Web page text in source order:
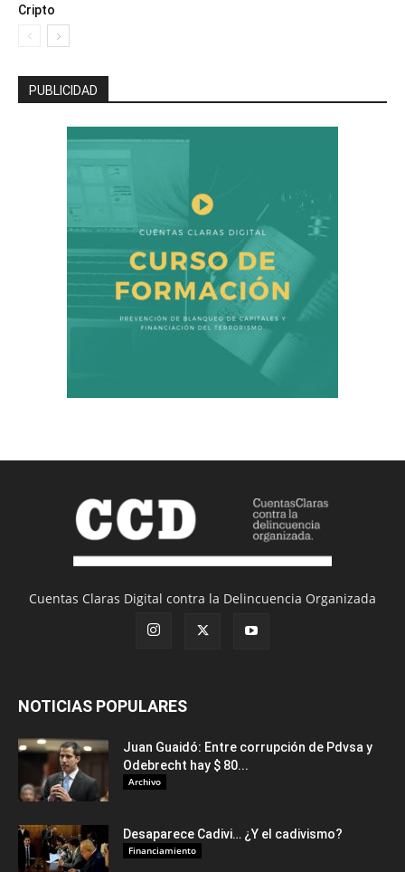
Cripto
PUBLICIDAD
Cuentas Claras Digital contra la Delincuencia Organizada
NOTICIAS POPULARES
Juan Guaidó: Entre corrupción de Pdvsa y
Odebrecht hay $ 80...
Archivo
Desaparece Cadivi… ¿Y el cadivismo?
Financiamiento